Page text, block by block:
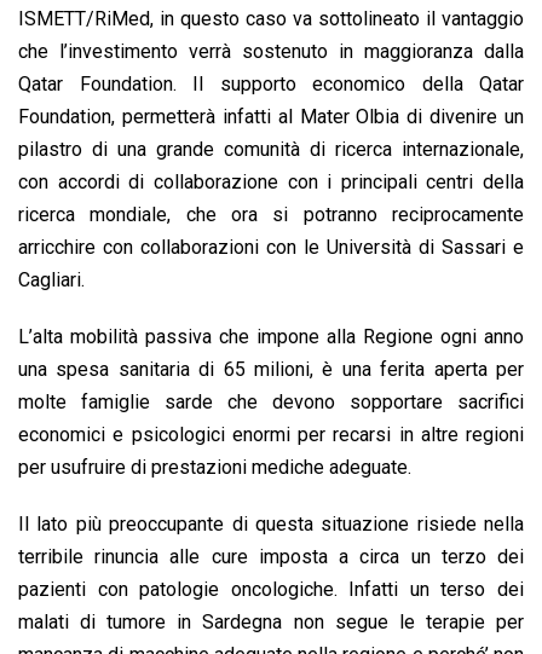
ISMETT/RiMed, in questo caso va sottolineato il vantaggio
che l’investimento verrà sostenuto in maggioranza dalla
Qatar Foundation. Il supporto economico della Qatar
Foundation, permetterà infatti al Mater Olbia di divenire un
pilastro di una grande comunità di ricerca internazionale,
con accordi di collaborazione con i principali centri della
ricerca mondiale, che ora si potranno reciprocamente
arricchire con collaborazioni con le Università di Sassari e
Cagliari.
L’alta mobilità passiva che impone alla Regione ogni anno
una spesa sanitaria di 65 milioni, è una ferita aperta per
molte famiglie sarde che devono sopportare sacrifici
economici e psicologici enormi per recarsi in altre regioni
per usufruire di prestazioni mediche adeguate.
Il lato più preoccupante di questa situazione risiede nella
terribile rinuncia alle cure imposta a circa un terzo dei
pazienti con patologie oncologiche. Infatti un terso dei
malati di tumore in Sardegna non segue le terapie per